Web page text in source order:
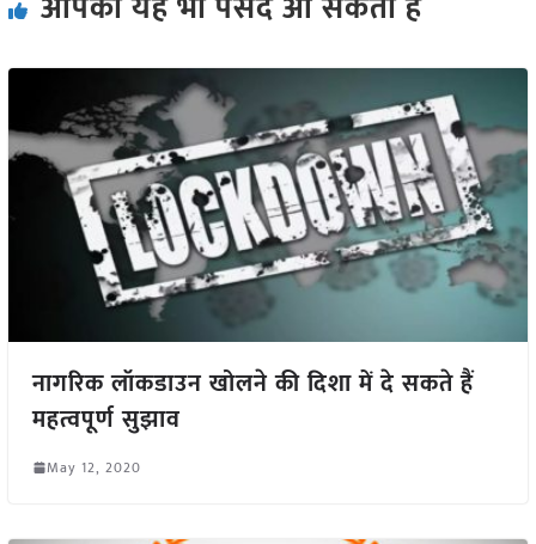
नागरिक लॉकडाउन खोलने की दिशा में दे सकते हैं
महत्वपूर्ण सुझाव
May 12, 2020